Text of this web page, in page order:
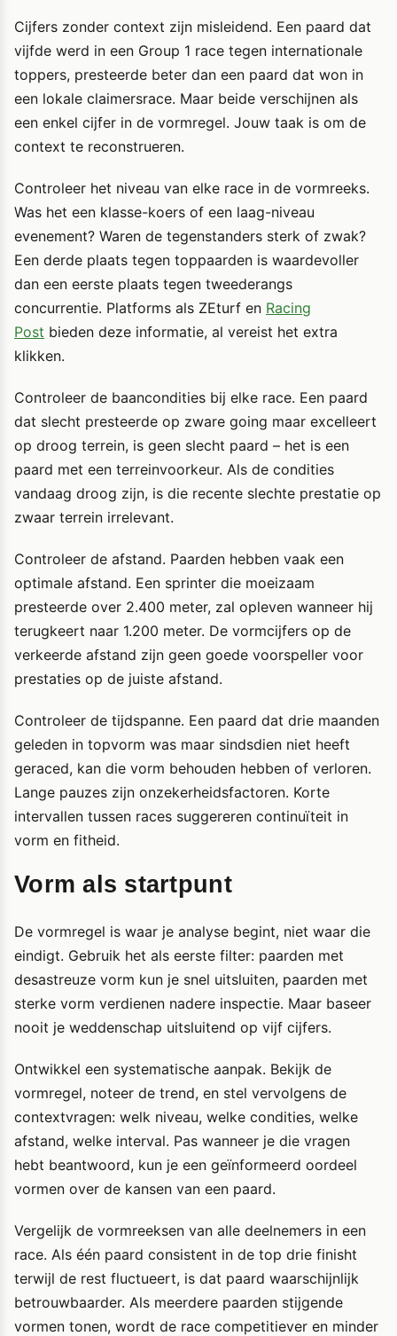
Cijfers zonder context zijn misleidend. Een paard dat
vijfde werd in een Group 1 race tegen internationale
toppers, presteerde beter dan een paard dat won in
een lokale claimersrace. Maar beide verschijnen als
een enkel cijfer in de vormregel. Jouw taak is om de
context te reconstrueren.
Controleer het niveau van elke race in de vormreeks.
Was het een klasse-koers of een laag-niveau
evenement? Waren de tegenstanders sterk of zwak?
Een derde plaats tegen toppaarden is waardevoller
dan een eerste plaats tegen tweederangs
concurrentie. Platforms als ZEturf en Racing
Post bieden deze informatie, al vereist het extra
klikken.
Controleer de baancondities bij elke race. Een paard
dat slecht presteerde op zware going maar excelleert
op droog terrein, is geen slecht paard – het is een
paard met een terreinvoorkeur. Als de condities
vandaag droog zijn, is die recente slechte prestatie op
zwaar terrein irrelevant.
Controleer de afstand. Paarden hebben vaak een
optimale afstand. Een sprinter die moeizaam
presteerde over 2.400 meter, zal opleven wanneer hij
terugkeert naar 1.200 meter. De vormcijfers op de
verkeerde afstand zijn geen goede voorspeller voor
prestaties op de juiste afstand.
Controleer de tijdspanne. Een paard dat drie maanden
geleden in topvorm was maar sindsdien niet heeft
geraced, kan die vorm behouden hebben of verloren.
Lange pauzes zijn onzekerheidsfactoren. Korte
intervallen tussen races suggereren continuïteit in
vorm en fitheid.
Vorm als startpunt
De vormregel is waar je analyse begint, niet waar die
eindigt. Gebruik het als eerste filter: paarden met
desastreuze vorm kun je snel uitsluiten, paarden met
sterke vorm verdienen nadere inspectie. Maar baseer
nooit je weddenschap uitsluitend op vijf cijfers.
Ontwikkel een systematische aanpak. Bekijk de
vormregel, noteer de trend, en stel vervolgens de
contextvragen: welk niveau, welke condities, welke
afstand, welke interval. Pas wanneer je die vragen
hebt beantwoord, kun je een geïnformeerd oordeel
vormen over de kansen van een paard.
Vergelijk de vormreeksen van alle deelnemers in een
race. Als één paard consistent in de top drie finisht
terwijl de rest fluctueert, is dat paard waarschijnlijk
betrouwbaarder. Als meerdere paarden stijgende
vormen tonen, wordt de race competitiever en minder